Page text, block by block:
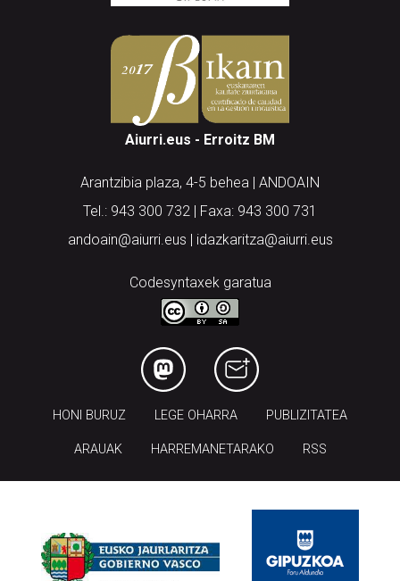
Aiurri.eus - Erroitz BM
Arantzibia plaza, 4-5 behea | ANDOAIN
Tel.: 943 300 732 | Faxa: 943 300 731
andoain@aiurri.eus | idazkaritza@aiurri.eus
Codesyntaxek garatua
HONI BURUZ LEGE OHARRA PUBLIZITATEA
ARAUAK HARREMANETARAKO RSS